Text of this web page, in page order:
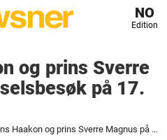
NO
Edition
og prins Sverre
på 17.
Kronprins Haakon og prins Sverre Magnus på fengselsbesøk på 17. mai